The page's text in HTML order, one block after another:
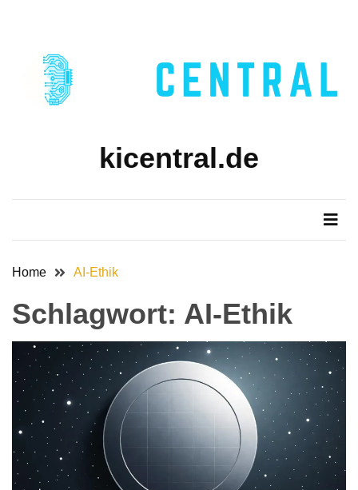
kicentral.de
Home AI-Ethik
Schlagwort: AI-Ethik